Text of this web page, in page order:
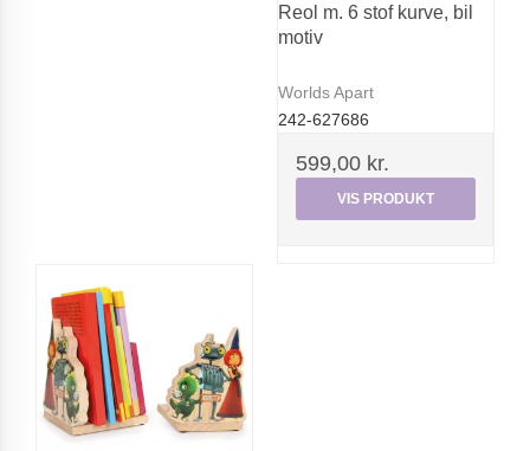
Reol m. 6 stof kurve, bil
motiv
Worlds Apart
242-627686
599,00 kr.
VIS PRODUKT